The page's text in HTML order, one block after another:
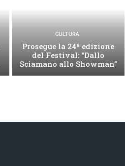
CULTURA
Prosegue la 24ª edizione
del Festival: “Dallo
Sciamano allo Showman”